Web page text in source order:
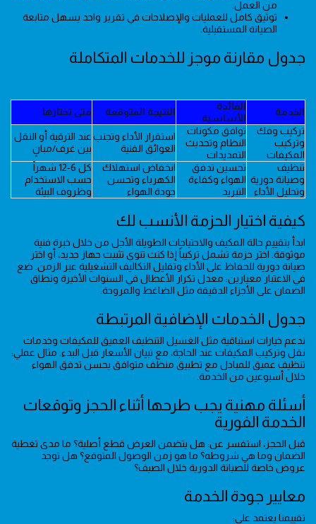
من العمل.
توثيق كامل للعمليات والإصلاحات في تقرير واحد يسهل متابعة
الصيانة المستقبلية.
جدول مقارنة موجز للخدمات المتكاملة
الخدمة
الفائدة
الأساسية
النتيجة المتوقعة
متى تختارها
تركيب وفك
وتركيب
المكيفات
توافق مكونات
النظام وتحديث
التمديدات
استقرار الأداء وتجنب
العوائق الفنية
عند الترقية أو النقل
بين غرف/مبانٍ
تنظيف
وصيانة دورية
وتحليل الأداء
تحسين تدفق
الهواء وكفاءة
التبريد
انخفاض استهلاك
الكهرباء وتحسن
جودة الهواء
كل 6-12 شهراً
حسب الاستخدام
وظروف البيئة
كيفية اختيار الحزمة الأنسب لك
ابدأ بتقييم حالة المكيف والاحتياجات الطويلة الأجل من خلال خبرة فنية
موثوقة. اختر حزمة تشمل تركيباً إذا كنت تنوي تثبيت جهاز جديد، أو اختر
صيانة دورية للحفاظ على الأداء وتقليل التكاليف التشغيلية عبر الزمن. ضع
في الاعتبار معيارين: معدل تكرار الأعطال في السنوات الأخيرة ونطاق
الضمان على الأجزاء الدقيقة مثل الضاغط والمروحة.
جدول الخدمات الإضافية المرتبطة
ندعم خيارات استباقية مثل الغسيل التنظيف العميق للمكيفات وخدمات
نقل وتركيب المكيفات عند الحاجة، مع تبيان الأسعار قبل البدء. مثال عملي:
تنظيف عميق للمبادل مع تطبيق منظف متوافق يحسن تدفق الهواء
خلال أسبوعين من الخدمة.
أسئلة مهنية يجب طرحها أثناء الحجز وتوقعات
الخدمة الفورية
قبل الحجز، استفسر عن: هل يتضمن العرض قطع أصلية؟ ما مدى تغطية
الضمان وما هي شروطه؟ ما هو زمن الوصول المتوقع؟ هل توجد
عروض خاصة للصيانة الدورية خلال الصيف؟
معايير جودة الخدمة
تقييمنا يعتمد على: